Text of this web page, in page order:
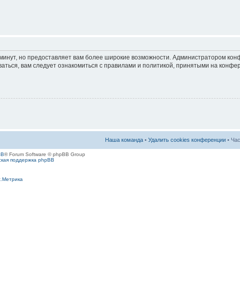
но предоставляет вам более широкие возможности. Администратором
вам следует ознакомиться с правилами и политикой, принятыми на
Наша команда • Удалить cookies конференции •
® Forum Software © phpBB Group
поддержка phpBB